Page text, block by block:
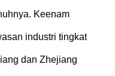
Keenam
industri tingkat
dan Zhejiang